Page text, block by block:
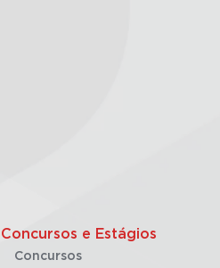
Concursos e Estágios
Concursos